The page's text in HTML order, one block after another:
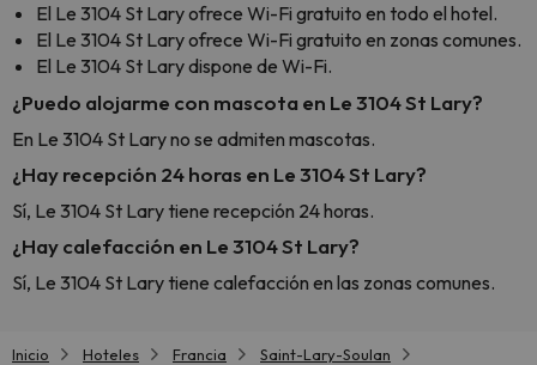
El Le 3104 St Lary ofrece Wi-Fi gratuito en todo el hotel.
El Le 3104 St Lary ofrece Wi-Fi gratuito en zonas comunes.
El Le 3104 St Lary dispone de Wi-Fi.
¿Puedo alojarme con mascota en Le 3104 St Lary?
En Le 3104 St Lary no se admiten mascotas.
¿Hay recepción 24 horas en Le 3104 St Lary?
Sí, Le 3104 St Lary tiene recepción 24 horas.
¿Hay calefacción en Le 3104 St Lary?
Sí, Le 3104 St Lary tiene calefacción en las zonas comunes.
Inicio Hoteles Francia
Saint-Lary-Soulan